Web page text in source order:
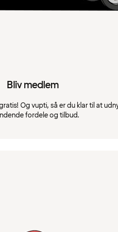
Bliv medlem
Og vupti, så er du klar til at
fordele og tilbud.